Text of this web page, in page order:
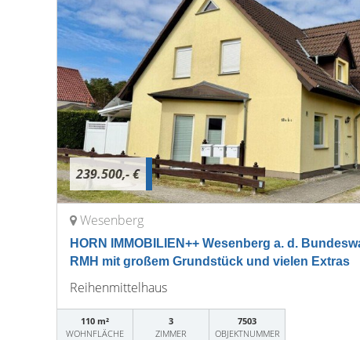
239.500,- €
Wesenberg
HORN IMMOBILIEN++ Wesenberg a. d.
RMH mit großem Grundstück und vielen Extras
Reihenmittelhaus
110 m²
WOHNFLÄCHE
3
ZIMMER
7503
OBJEKTNUMMER